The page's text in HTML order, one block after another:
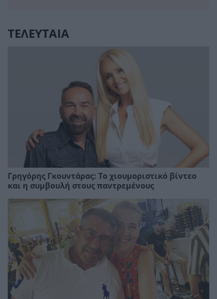
ΤΕΛΕΥΤΑΙΑ
Γρηγόρης Γκουντάρας: Το χιουμοριστικό βίντεο
και η συμβουλή στους παντρεμένους